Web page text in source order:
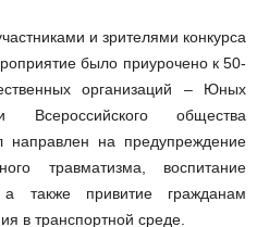
и зрителями конкурса
было приурочено к 50-
организаций – Юных
общества
направлен на предупреждение
травматизма, воспитание
а также привитие гражданам
в транспортной среде.